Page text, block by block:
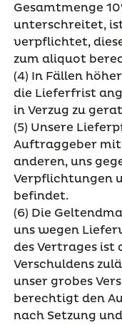
Gesamtmenge
unterschreitet,
verpflichtet,
zum aliquot
(4) In Fällen
die Lieferfrist
in Verzug zu
(5) Unsere
Auftraggeber mit
anderen, uns
Verpflichtungen
befindet.
(6) Die
uns wegen
des Vertrages ist
Verschuldens
unser grobes
berechtigt den
nach Setzung